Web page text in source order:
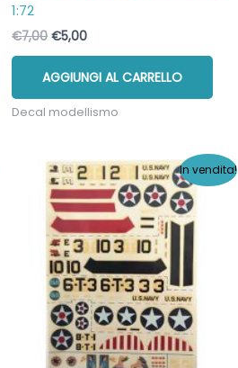
1:72
€7,00Il
era:
€7,00.
€5,00Il
è:
€5,00.
AGGIUNGI AL CARRELLO
Decal modellismo
In vendita!